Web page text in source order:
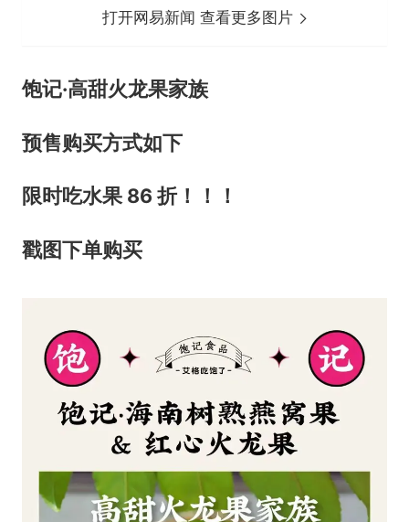
打开网易新闻 查看更多图片
饱记·高甜火龙果家族
预售购买方式如下
限时吃水果 86 折！！！
戳图下单购买